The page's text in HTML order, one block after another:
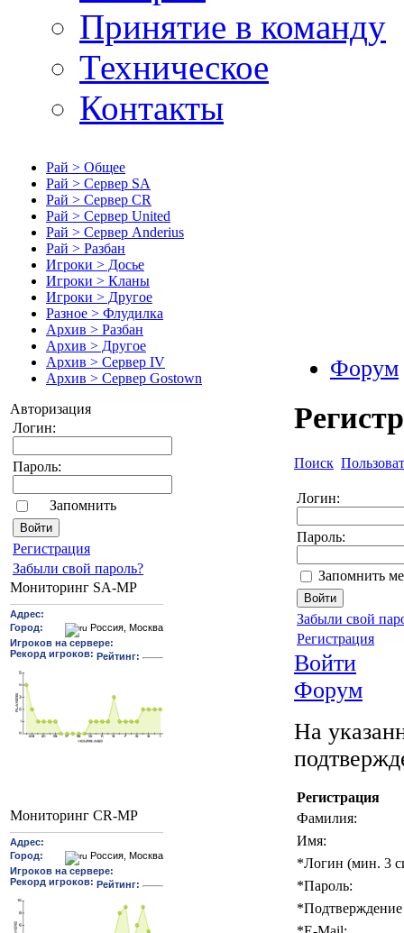
Принятие в команду
Техническое
Контакты
Рай > Общее
Рай > Сервер SA
Рай > Сервер CR
Рай > Сервер United
Рай > Сервер Anderius
Рай > Разбан
Игроки > Досье
Игроки > Кланы
Игроки > Другое
Разное > Флудилка
Архив > Разбан
Архив > Другое
Архив > Сервер IV
Архив > Сервер Gostown
Авторизация
Логин:
Пароль:
Запомнить
Pегиcтрaция
Забыли свой пароль?
Мониторинг SA-MP
Мониторинг CR-MP
Форум
Поиск
Логин:
Пароль:
Запомнить
Забыли свой
Регистрация
Войти
Форум
На
Регистрация
Фамилия:
Имя:
*Логин (мин. 3
*Пароль:
*Подтверждение